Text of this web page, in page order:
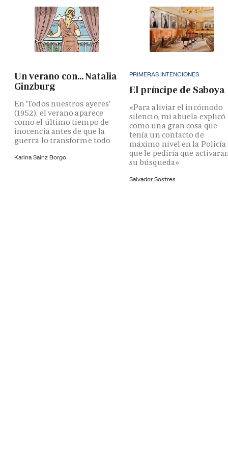
Un verano con... Natalia
Ginzburg
En 'Todos nuestros ayeres'
(1952), el verano aparece
como el último tiempo de
inocencia antes de que la
guerra lo transforme todo
Karina Sainz Borgo
PRIMERAS INTENCIONES
El príncipe de Saboya
«Para aliviar el incómodo
silencio, mi abuela explicó
como una gran cosa que
tenía un contacto de
máximo nivel en la Policía
que le pediría que
su búsqueda»
Salvador Sostres